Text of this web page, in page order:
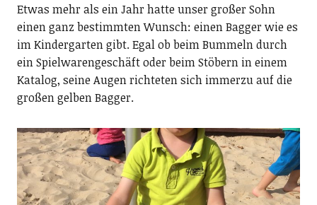
Etwas mehr als ein Jahr hatte unser großer Sohn
einen ganz bestimmten Wunsch: einen Bagger wie es
im Kindergarten gibt. Egal ob beim Bummeln durch
ein Spielwarengeschäft oder beim Stöbern in einem
Katalog, seine Augen richteten sich immerzu auf die
großen gelben Bagger.